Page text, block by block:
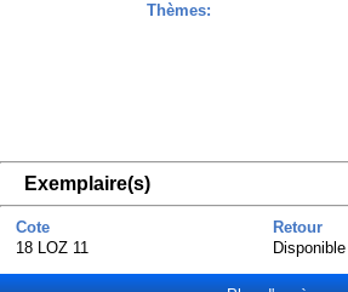
Thèmes:
Exemplaire(s)
Cote
Retour
18 LOZ 11
Disponible